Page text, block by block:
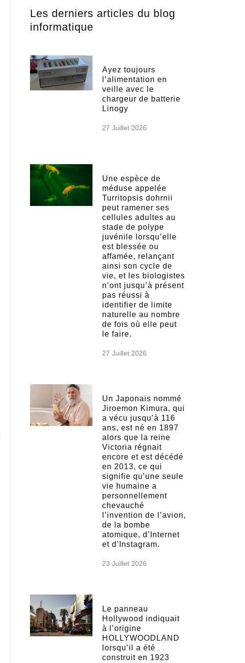
Les derniers articles du blog
informatique
Ayez toujours
l’alimentation en
veille avec le
chargeur de batterie
Linogy
27 Juillet 2026
Une espèce de
méduse appelée
Turritopsis dohrnii
peut ramener ses
cellules adultes au
stade de polype
juvénile lorsqu’elle
est blessée ou
affamée, relançant
ainsi son cycle de
vie, et les biologistes
n’ont jusqu’à présent
pas réussi à
identifier de limite
naturelle au nombre
de fois où elle peut
le faire.
27 Juillet 2026
Un Japonais nommé
Jiroemon Kimura, qui
a vécu jusqu’à 116
ans, est né en 1897
alors que la reine
Victoria régnait
encore et est décédé
en 2013, ce qui
signifie qu’une seule
vie humaine a
personnellement
chevauché
l’invention de l’avion,
de la bombe
atomique, d’Internet
et d’Instagram.
23 Juillet 2026
Le panneau
Hollywood indiquait
à l’origine
HOLLYWOODLAND
lorsqu’il a été
construit en 1923